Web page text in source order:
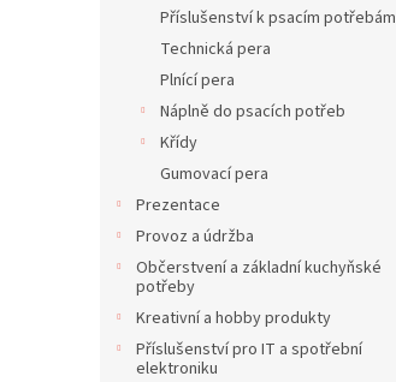
Příslušenství k psacím potřebám
Technická pera
Plnící pera
Náplně do psacích potřeb
Křídy
Gumovací pera
Prezentace
Provoz a údržba
Občerstvení a základní kuchyňské
potřeby
Kreativní a hobby produkty
Příslušenství pro IT a spotřební
elektroniku